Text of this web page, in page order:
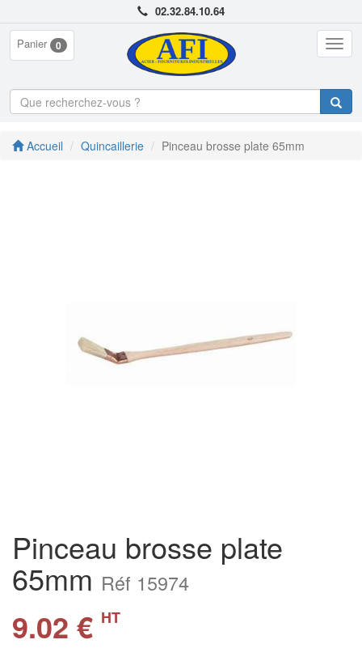
02.32.84.10.64
Panier 0
Accueil Quincaillerie Pinceau brosse plate 65mm
Pinceau brosse plate
65mm Réf 15974
9.02 € HT